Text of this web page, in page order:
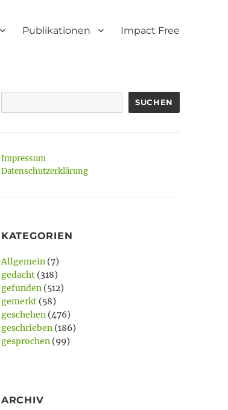
Publikationen Impact Free
SUCHEN
Impressum
Datenschutzerklärung
KATEGORIEN
Allgemein(7)
gedacht(318)
gefunden(512)
gemerkt(58)
geschehen(476)
geschrieben(186)
gesprochen(99)
ARCHIV